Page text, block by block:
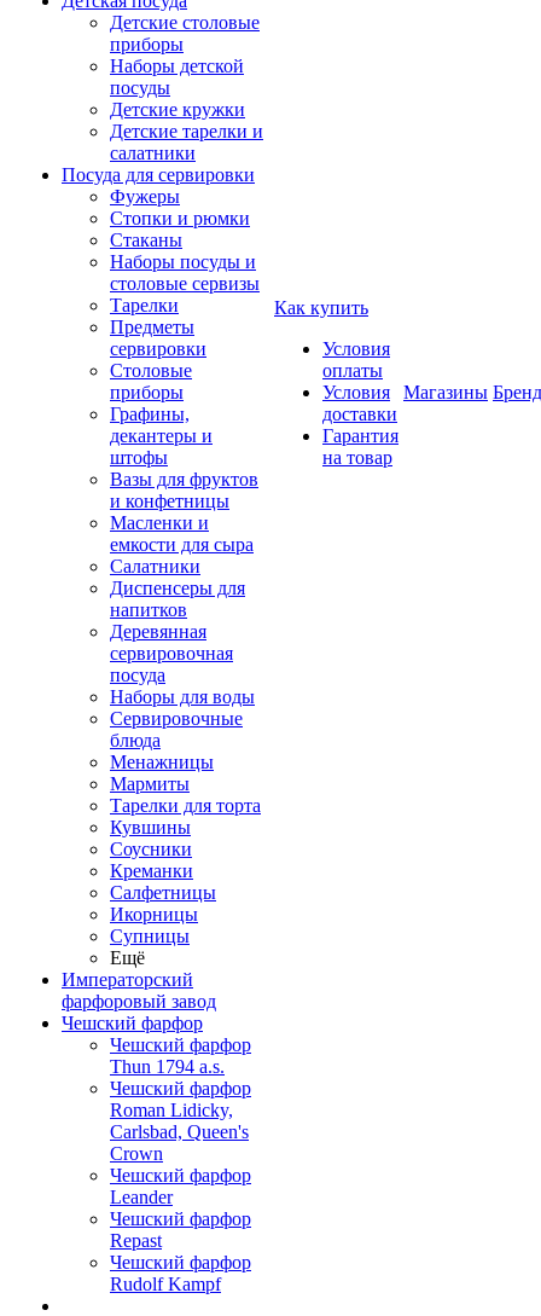
Детские столовые
приборы
Наборы детской
посуды
Детские кружки
Детские тарелки и
салатники
Посуда для сервировки
Фужеры
Стопки и рюмки
Стаканы
Наборы посуды и
столовые сервизы
Тарелки
Предметы
сервировки
Столовые
приборы
Графины,
декантеры и
штофы
Вазы для фруктов
и конфетницы
Масленки и
емкости для сыра
Салатники
Диспенсеры для
напитков
Деревянная
сервировочная
посуда
Наборы для воды
Сервировочные
блюда
Менажницы
Мармиты
Тарелки для торта
Кувшины
Соусники
Креманки
Салфетницы
Икорницы
Супницы
Ещё
Императорский
фарфоровый завод
Чешский фарфор
Чешский фарфор
Thun 1794 a.s.
Чешский фарфор
Roman Lidicky,
Carlsbad, Queen's
Crown
Чешский фарфор
Leander
Чешский фарфор
Repast
Чешский фарфор
Rudolf Kampf
Как купить
Условия
оплаты
Условия
доставки
Гарантия
на товар
Магазины